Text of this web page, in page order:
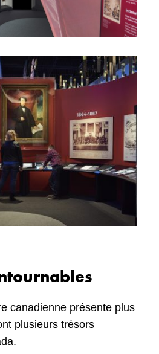
canadienne présente plus
plusieurs trésors